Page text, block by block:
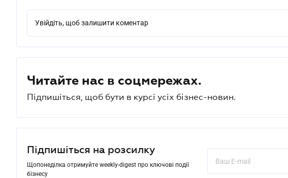
Увійдіть, щоб залишити коментар
Читайте нас в соцмережах.
Підпишіться, щоб бути в курсі усіх бізнес-новин.
Підпишіться на розсилку
Щопонеділка отримуйте weekly-digest про ключові події
бізнесу